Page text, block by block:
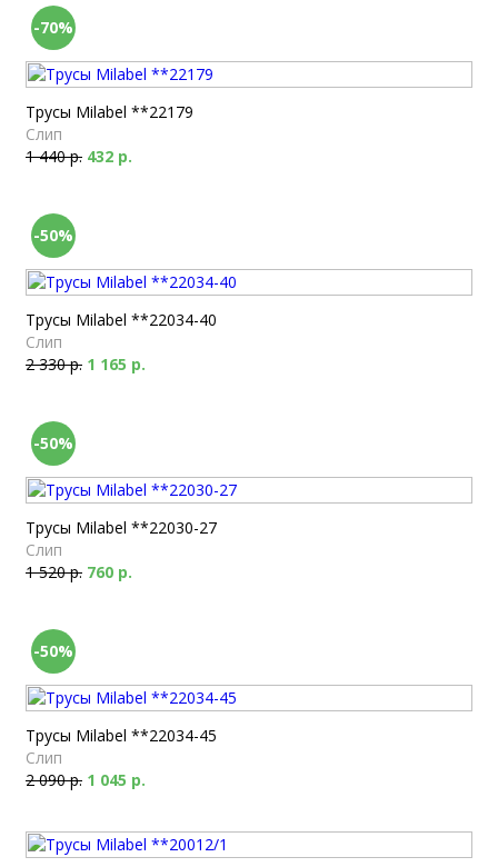
-70%
Трусы Milabel **22179
Слип
1 440 р. 432 р.
-50%
Трусы Milabel **22034-40
Слип
2 330 р. 1 165 р.
-50%
Трусы Milabel **22030-27
Слип
1 520 р. 760 р.
-50%
Трусы Milabel **22034-45
Слип
2 090 р. 1 045 р.